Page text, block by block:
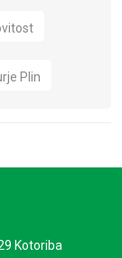
Plin
Kotoriba